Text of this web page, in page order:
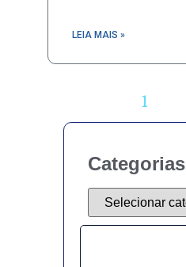
LEIA MAIS »
1
Categorias